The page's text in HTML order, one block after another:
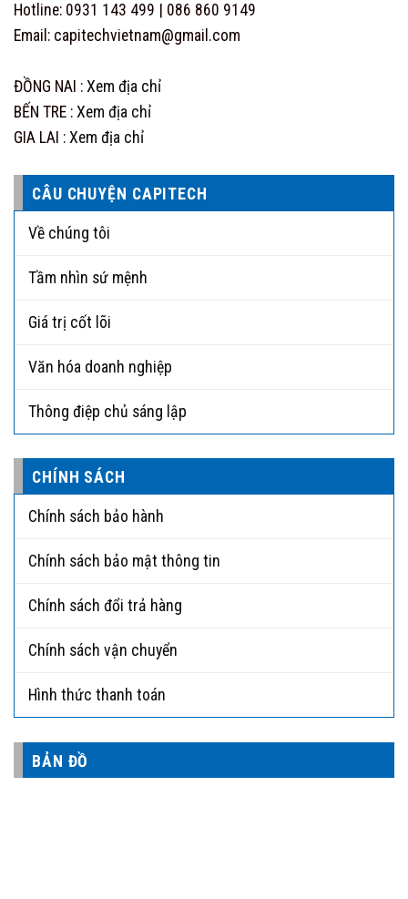
Hotline: 0931 143 499 | 086 860 9149
Email: capitechvietnam@gmail.com
ĐỒNG NAI : Xem địa chỉ
BẾN TRE : Xem địa chỉ
GIA LAI : Xem địa chỉ
CÂU CHUYỆN CAPITECH
Về chúng tôi
Tầm nhìn sứ mệnh
Giá trị cốt lõi
Văn hóa doanh nghiệp
Thông điệp chủ sáng lập
CHÍNH SÁCH
Chính sách bảo hành
Chính sách bảo mật thông tin
Chính sách đổi trả hàng
Chính sách vận chuyển
Hình thức thanh toán
BẢN ĐỒ